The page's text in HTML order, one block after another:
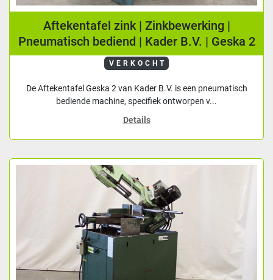
Aftekentafel zink | Zinkbewerking |
Pneumatisch bediend | Kader B.V. | Geska 2
VERKOCHT
De Aftekentafel Geska 2 van Kader B.V. is een pneumatisch
bediende machine, specifiek ontworpen v...
Details